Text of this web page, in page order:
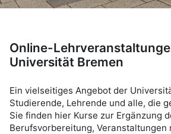
Online-
Universität Bremen
Ein vielseitiges Angebot der
Studierende, Lehrende und alle, die
Sie finden hier Kurse zur Ergänzung
Berufsvorbereitung, Veranstaltungen